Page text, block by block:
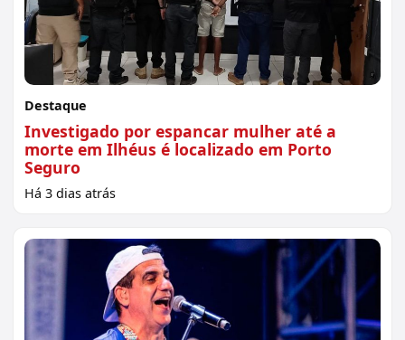
Destaque
Investigado por espancar mulher até a
morte em Ilhéus é localizado em Porto
Seguro
Há 3 dias atrás